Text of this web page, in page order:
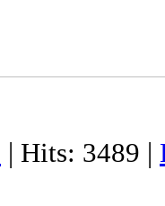
| Hits: 3489 |